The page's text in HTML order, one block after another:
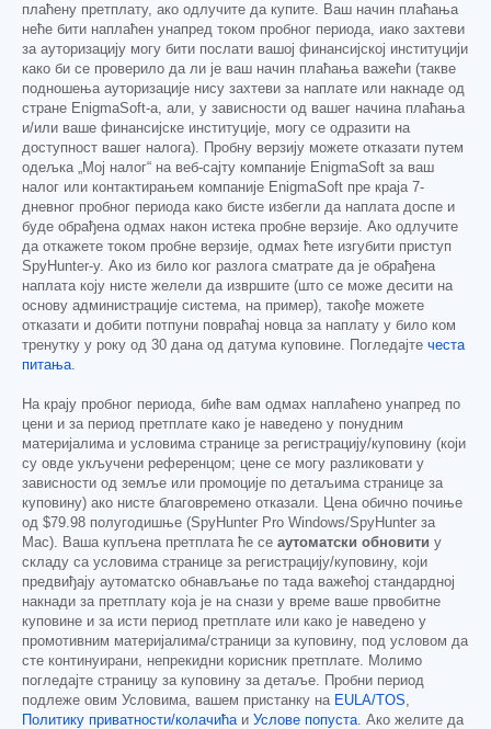
плаћену претплату, ако одлучите да купите. Ваш начин плаћања
неће бити наплаћен унапред током пробног периода, иако захтеви
за ауторизацију могу бити послати вашој финансијској институцији
како би се проверило да ли је ваш начин плаћања важећи (такве
подношења ауторизације нису захтеви за наплате или накнаде од
стране EnigmaSoft-а, али, у зависности од вашег начина плаћања
и/или ваше финансијске институције, могу се одразити на
доступност вашег налога). Пробну верзију можете отказати путем
одељка „Мој налог“ на веб-сајту компаније EnigmaSoft за ваш
налог или контактирањем компаније EnigmaSoft пре краја 7-
дневног пробног периода како бисте избегли да наплата доспе и
буде обрађена одмах након истека пробне верзије. Ако одлучите
да откажете током пробне верзије, одмах ћете изгубити приступ
SpyHunter-у. Ако из било ког разлога сматрате да је обрађена
наплата коју нисте желели да извршите (што се може десити на
основу администрације система, на пример), такође можете
отказати и добити потпуни повраћај новца за наплату у било ком
тренутку у року од 30 дана од датума куповине. Погледајте честа
питања
На крају пробног периода, биће вам одмах наплаћено унапред по
цени и за период претплате како је наведено у понудним
материјалима и условима странице за регистрацију/куповину (који
су овде укључени референцом; цене се могу разликовати у
зависности од земље или промоције по детаљима странице за
куповину) ако нисте благовремено отказали. Цена обично почиње
од $79.98 полугодишње (SpyHunter Pro Windows/SpyHunter за
Mac). Ваша купљена претплата ће се аутоматски обновити у
складу са условима странице за регистрацију/куповину, који
предвиђају аутоматско обнављање по тада важећој стандардној
накнади за претплату која је на снази у време ваше првобитне
куповине и за исти период претплате или како је наведено у
промотивним материјалима/страници за куповину, под условом да
сте континуирани, непрекидни корисник претплате. Молимо
погледајте страницу за куповину за детаље. Пробни период
подлеже овим Условима, вашем пристанку на EULA/TOS
Политику приватности/колачића и Услове попуста . Ако желите да